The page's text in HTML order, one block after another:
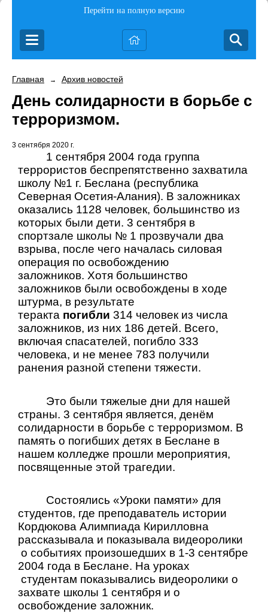
Перейти на полную версию
Главная → Архив новостей
День солидарности в борьбе с
терроризмом.
3 сентября 2020 г.
1 сентября 2004 года группа
террористов беспрепятственно захватила
школу №1 г. Беслана (республика
Северная Осетия-Алания). В заложниках
оказались 1128 человек, большинство из
которых были дети. 3 сентября в
спортзале школы № 1 прозвучали два
взрыва, после чего началась силовая
операция по освобождению
заложников. Хотя большинство
заложников были освобождены в ходе
штурма, в результате
теракта погибли 314 человек из числа
заложников, из них 186 детей. Всего,
включая спасателей, погибло 333
человека, и не менее 783 получили
ранения разной степени тяжести.
Это были тяжелые дни для нашей
страны. 3 сентября является, денём
солидарности в борьбе с терроризмом. В
память о погибших детях в Беслане в
нашем колледже прошли мероприятия,
посвященные этой трагедии.
Состоялись «Уроки памяти» для
студентов, где преподаватель истории
Кордюкова Алимпиада Кирилловна
рассказывала и показывала видеоролики
о событиях произошедших в 1-3 сентябре
2004 года в Беслане. На уроках
студентам показывались видеоролики о
захвате школы 1 сентября и о
освобождение заложник.